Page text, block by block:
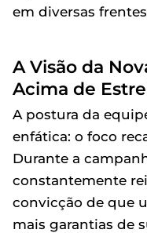
em diversas
A Visão da
Acima de
A postura da
enfática: o foco
Durante a
constantemente
convicção de que
mais garantias de